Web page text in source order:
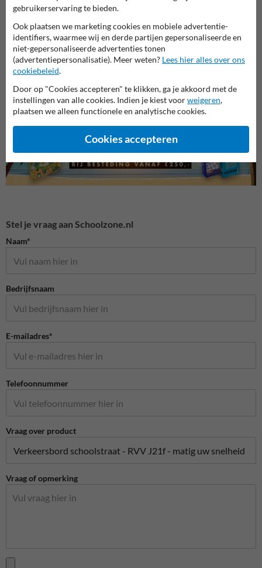
Verkeersborden schoolzone
Attentiepalen schoolzone
Veilige schoolzone
Stel je vraag aan Schoolzone.nl
Naam*
Bedrijfsnaam
E-mailadres*
Telefoonnummer
Vraag over product
Vraag of opmerking
gebruikerservaring te bieden.
Ook plaatsen we marketing cookies en mobiele advertentie-
identifiers, waarmee wij en derde partijen gepersonaliseerde en
niet-gepersonaliseerde advertenties tonen
(advertentiepersonalisatie). Meer weten? Lees hier alles over ons
cookiebeleid.
Door op "Cookies accepteren" te klikken, ga je akkoord met de
instellingen van alle cookies. Indien je kiest voorweigeren,
plaatsen we alleen functionele en analytische cookies.
Cookies accepteren